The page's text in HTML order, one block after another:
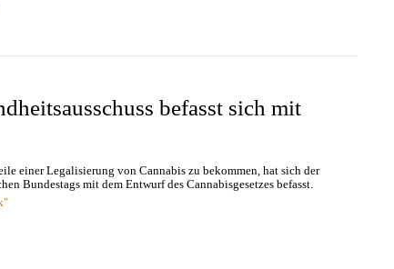
befasst sich mit
einer Legalisierung von Cannabis zu bekommen, hat sich der
Bundestags mit dem Entwurf des Cannabisgesetzes befasst.